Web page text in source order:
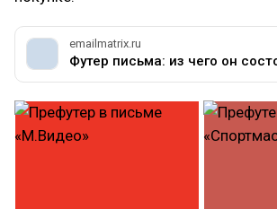
emailmatrix.ru